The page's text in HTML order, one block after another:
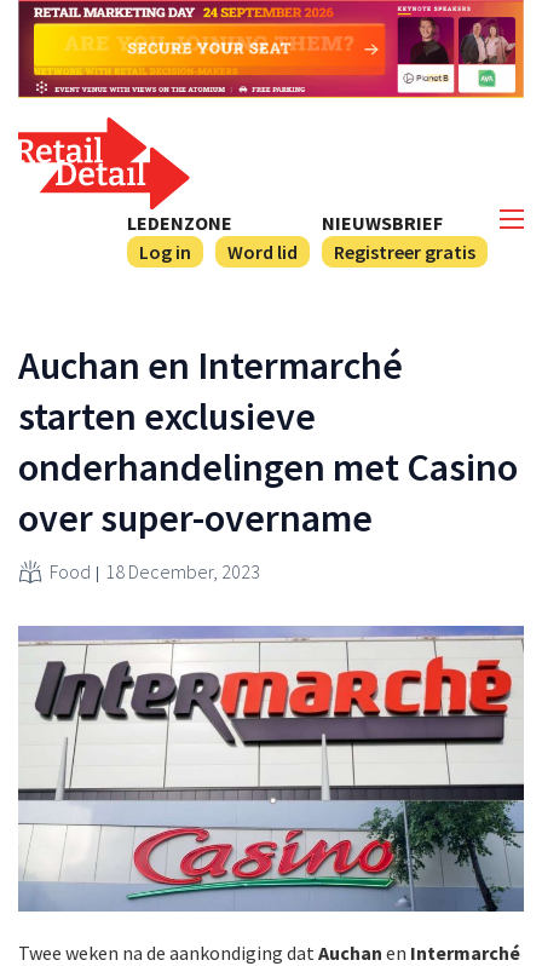
NIEUWSBRIEF
Registreer gratis
LEDENZONE
Log in
Word lid
Auchan en Intermarché
starten exclusieve
onderhandelingen met Casino
over super-overname
Food 18 December, 2023
Twee weken na de aankondiging datAuchan en Intermarché